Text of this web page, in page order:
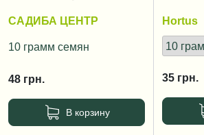
САДИБА ЦЕНТР
10 грамм семян
48 грн.
В корзину
Hortus
35 грн.